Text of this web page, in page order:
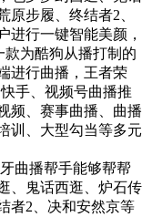
步履、终结者2、
进行一键智能美颜，
为酷狗从播打制的
进行曲播，王者荣
手、视频号曲播推
频、赛事曲播、曲播
训、大型勾当等多元
曲播帮手能够帮帮
、鬼话西逛、炉石传
者2、决和安然京等